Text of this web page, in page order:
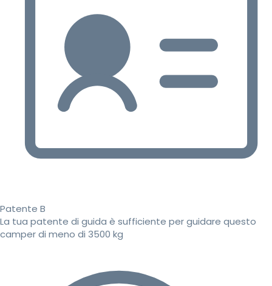
Patente B
La tua patente di guida è sufficiente per guidare questo
camper di meno di 3500 kg